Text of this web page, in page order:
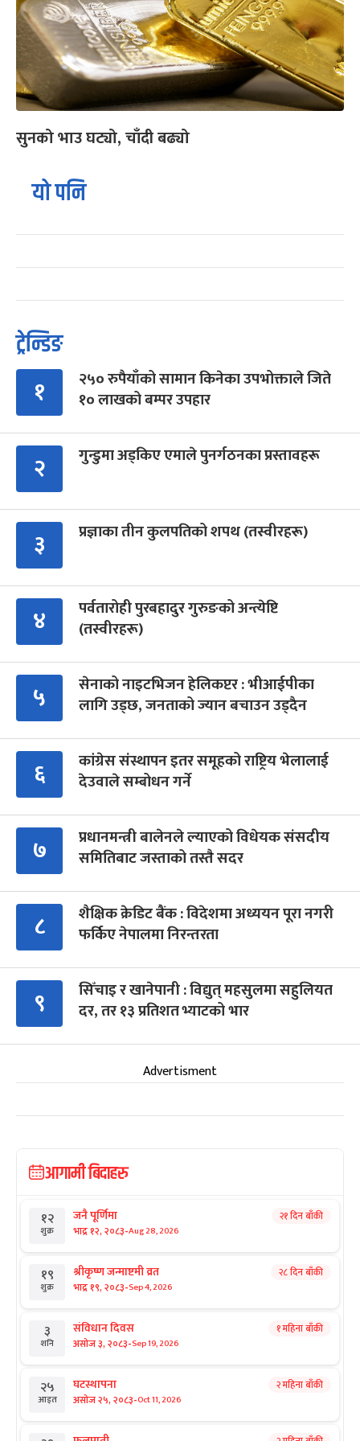
सुनको भाउ घट्यो, चाँदी बढ्यो
यो पनि
ट्रेन्डिङ
१
२५० रुपैयाँको सामान किनेका उपभोक्ताले जिते
१० लाखको बम्पर उपहार
२ गुन्डुमा अड्किए एमाले पुनर्गठनका प्रस्तावहरू
३ प्रज्ञाका तीन कुलपतिको शपथ (तस्वीरहरू)
४
पर्वतारोही पुरबहादुर गुरुङको अन्त्येष्टि
(तस्वीरहरू)
५
सेनाको नाइटभिजन हेलिकप्टर : भीआईपीका
लागि उड्छ, जनताको ज्यान बचाउन उड्दैन
६
कांग्रेस संस्थापन इतर समूहको राष्ट्रिय भेलालाई
देउवाले सम्बोधन गर्ने
७
प्रधानमन्त्री बालेनले ल्याएको विधेयक संसदीय
समितिबाट जस्ताको तस्तै सदर
८
शैक्षिक क्रेडिट बैंक : विदेशमा अध्ययन पूरा नगरी
फर्किए नेपालमा निरन्तरता
९
सिँचाइ र खानेपानी : विद्युत् महसुलमा सहुलियत
दर, तर १३ प्रतिशत भ्याटको भार
Advertisment
आगामी बिदाहरु
१२
शुक्र
जनै पूर्णिमा
भाद्र १२, २०८३-Aug 28, 2026
२१ दिन बाँकी
१९
शुक्र
श्रीकृष्ण जन्माष्टमी व्रत
भाद्र १९, २०८३-Sep 4, 2026
२८ दिन बाँकी
३
शनि
संविधान दिवस
असोज ३, २०८३-Sep 19, 2026
१ महिना बाँकी
२५
आइत
घटस्थापना
असोज २५, २०८३-Oct 11, 2026
२ महिना बाँकी